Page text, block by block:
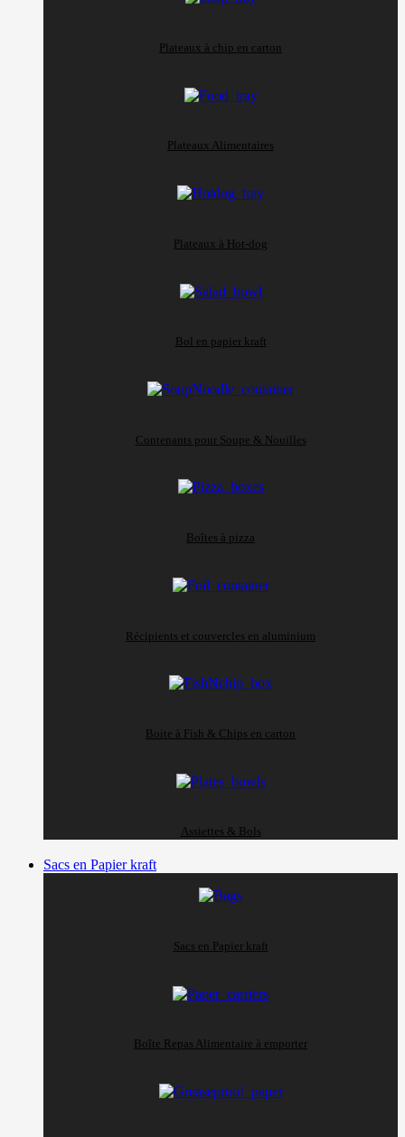
Plateaux à chip en carton
Plateaux Alimentaires
Plateaux à Hot-dog
Bol en papier kraft
Contenants pour Soupe & Nouilles
Boîtes à pizza
Récipients et couvercles en aluminium
Boite à Fish & Chips en carton
Assiettes & Bols
Sacs en Papier kraft
Sacs en Papier kraft
Boîte Repas Alimentaire à emporter